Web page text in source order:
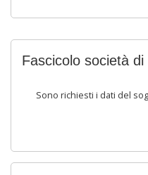
Fascicolo società
Sono richiesti i dati del